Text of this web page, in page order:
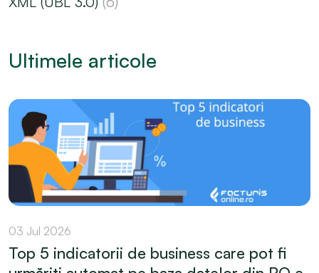
Ultimele articole
03 Jul 2026
Top 5 indicatorii de business care pot fi